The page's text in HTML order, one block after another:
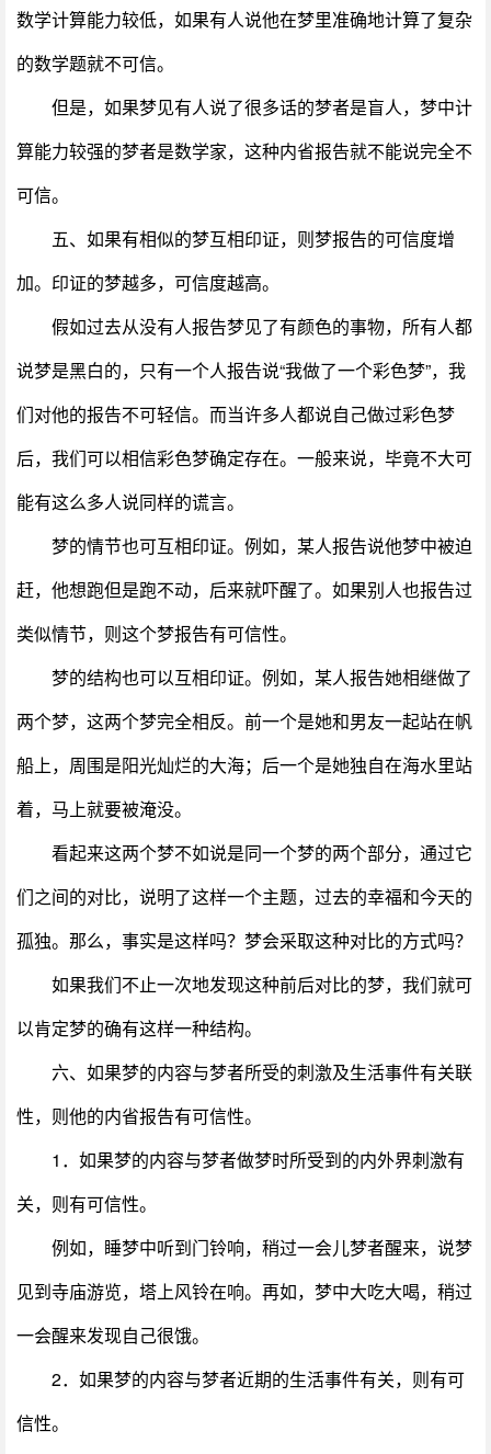
数学计算能力较低，如果有人说他在梦里准确地计算了复杂
的数学题就不可信。
但是，如果梦见有人说了很多话的梦者是盲人，梦中计
算能力较强的梦者是数学家，这种内省报告就不能说完全不
可信。
五、如果有相似的梦互相印证，则梦报告的可信度增
加。印证的梦越多，可信度越高。
假如过去从没有人报告梦见了有颜色的事物，所有人都
说梦是黑白的，只有一个人报告说“我做了一个彩色梦”，我
们对他的报告不可轻信。而当许多人都说自己做过彩色梦
后，我们可以相信彩色梦确定存在。一般来说，毕竟不大可
能有这么多人说同样的谎言。
梦的情节也可互相印证。例如，某人报告说他梦中被迫
赶，他想跑但是跑不动，后来就吓醒了。如果别人也报告过
类似情节，则这个梦报告有可信性。
梦的结构也可以互相印证。例如，某人报告她相继做了
两个梦，这两个梦完全相反。前一个是她和男友一起站在帆
船上，周围是阳光灿烂的大海；后一个是她独自在海水里站
着，马上就要被淹没。
看起来这两个梦不如说是同一个梦的两个部分，通过它
们之间的对比，说明了这样一个主题，过去的幸福和今天的
孤独。那么，事实是这样吗？梦会采取这种对比的方式吗？
如果我们不止一次地发现这种前后对比的梦，我们就可
以肯定梦的确有这样一种结构。
六、如果梦的内容与梦者所受的刺激及生活事件有关联
性，则他的内省报告有可信性。
1．如果梦的内容与梦者做梦时所受到的内外界刺激有
关，则有可信性。
例如，睡梦中听到门铃响，稍过一会儿梦者醒来，说梦
见到寺庙游览，塔上风铃在响。再如，梦中大吃大喝，稍过
一会醒来发现自己很饿。
2．如果梦的内容与梦者近期的生活事件有关，则有可
信性。